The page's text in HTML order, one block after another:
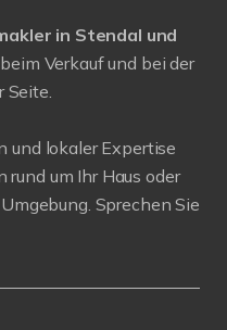
in Stendal und
Verkauf und bei der
Seite.
und lokaler Expertise
um Ihr Haus oder
Sprechen Sie